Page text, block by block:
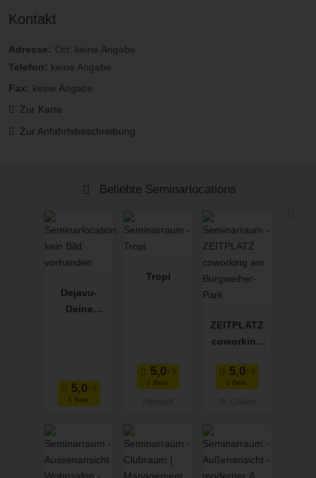
Kontakt
Adresse: Ort: keine Angabe
Telefon: keine Angabe
Fax: keine Angabe
Zur Karte
Zur Anfahrtsbeschreibung
Beliebte Seminarlocations
Dejavu-
Deine
1 Bew.
Tropi
1 Bew.
ZEITPLATZ
coworking
Burgweiher-
Park
1 Bew.